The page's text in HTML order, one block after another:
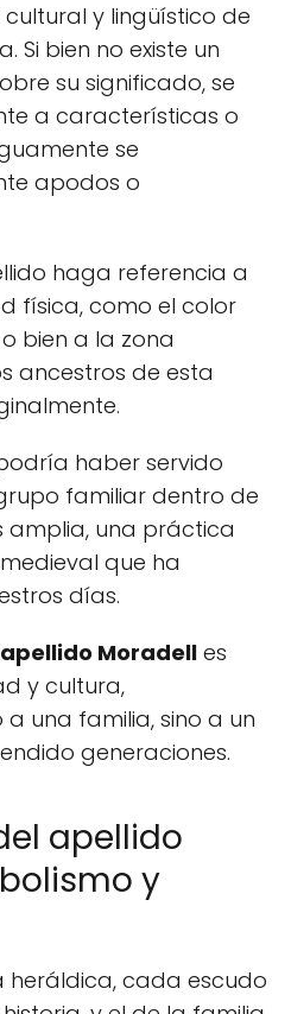
y lingüístico de
Si bien no existe un
su significado, se
a características o
se
apodos o
haga referencia a
física, como el color
bien a la zona
ancestros de esta
haber servido
familiar dentro de
una práctica
que ha
días.
apellido Moradell es
y cultura,
una familia, sino a un
generaciones.
apellido
y
heráldica, cada escudo